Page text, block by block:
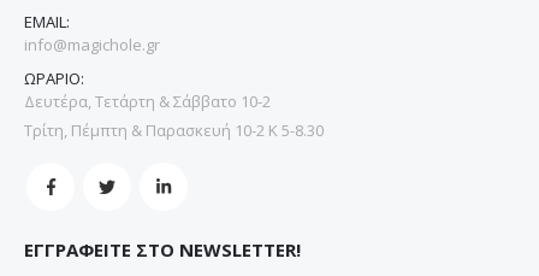
EMAIL:
info@magichole.gr
ΩΡΑΡΙΟ:
Δευτέρα, Τετάρτη & Σάββατο 10-2
Τρίτη, Πέμπτη & Παρασκευή 10-2 Κ 5-8.30
ΕΓΓΡΑΦΕΙΤΕ ΣΤΟ NEWSLETTER!